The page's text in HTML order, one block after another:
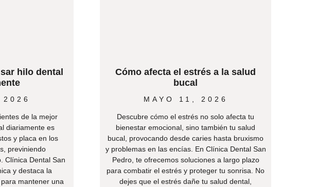
hilo dental
2026
de la mejor
diariamente es
y placa en los
previniendo
Clínica Dental San
y destaca la
mantener una
Cómo afecta el estrés a la salud
bucal
MAYO 11, 2026
Descubre cómo el estrés no solo afecta tu
bienestar emocional, sino también tu salud
bucal, provocando desde caries hasta bruxismo
y problemas en las encías. En Clínica Dental San
Pedro, te ofrecemos soluciones a largo plazo
para combatir el estrés y proteger tu sonrisa. No
dejes que el estrés dañe tu salud dental,